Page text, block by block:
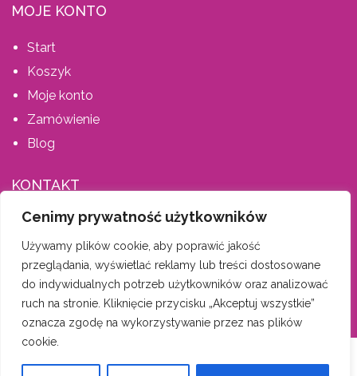
Cenimy prywatność użytkowników
Używamy plików cookie, aby poprawić jakość
przeglądania, wyświetlać reklamy lub treści dostosowane
do indywidualnych potrzeb użytkowników oraz analizować
ruch na stronie. Kliknięcie przycisku „Akceptuj wszystkie”
oznacza zgodę na wykorzystywanie przez nas plików
cookie.
MOJE KONTO
Start
Koszyk
Moje konto
Zamówienie
Blog
KONTAKT
AIS MEBLE, ŚPIEWLA ANETA
Dąbrówka 202, 34-146 Stryszów
tel. 600 335 659
biuro-aismeble@wp.pl
AIS Meble| Wszelkie prawa zastrzeżone |Nota prawna, pliki